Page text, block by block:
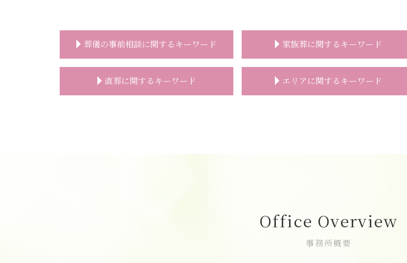
葬儀の事前相談に関するキーワード
安置所 面会
葬儀 事前相談 見積もり
家族葬に関するキーワード
家族葬 通夜
家族葬 葬儀場
家族葬 対応
家族葬 受付なし 香典
直葬に関するキーワード エリアに関するキーワード
家族葬 費用 和光市
葬儀の事前相談 和光市
一日葬 費用 和光市
Office Overview
事務所概要